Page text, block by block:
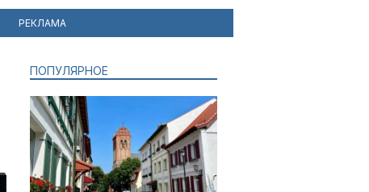
РЕКЛАМА
ПОПУЛЯРНОЕ